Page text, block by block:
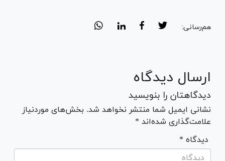
هم‌رسانی:
ارسال دیدگاه
دیدگاهتان را بنویسید
نشانی ایمیل شما منتشر نخواهد شد. بخش‌های موردنیاز
علامت‌گذاری شده‌اند *
* دیدگاه